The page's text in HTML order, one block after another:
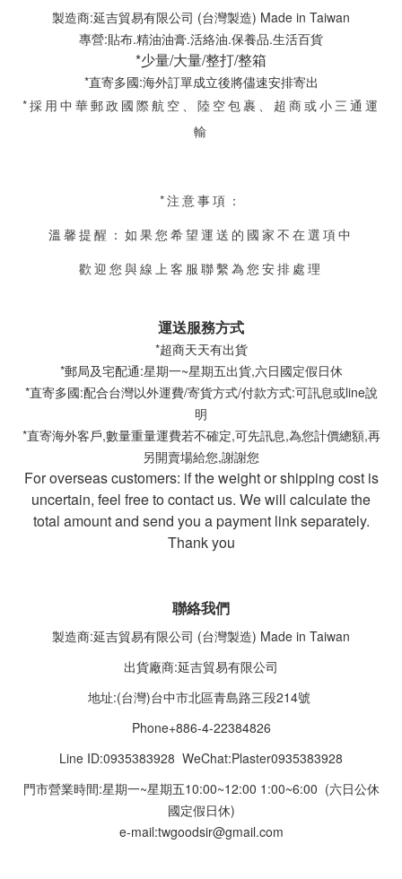
製造商:延吉貿易有限公司 (台灣製造) Made in Taiwan
專營:貼布.精油油膏.活絡油.保養品.生活百貨
*少量/大量/整打/整箱
*直寄多國:海外訂單成立後將儘速安排寄出
*採用中華郵政國際航空、陸空包裹
、超商或小三通運
輸
*注意事項：
溫馨提醒：如果您希望運送的國家不在選項中
歡迎您與線上客服聯繫為您安排處理
運送服務方式
*超商天天有出貨
*郵局及宅配通:星期一~星期五出貨,六日國定假日休
*直寄多國:配合台灣以外運費/寄貨方式/付款方式:可訊息或line說
明
*直寄海外客戶,數量重量運費若不確定,可先訊息,為您計價總額,再
另開賣場給您,謝謝您
For overseas customers: if the weight or shipping cost is
uncertain, feel free to contact us. We will calculate the
total amount and send you a payment link separately.
Thank you
聯絡我們
製造商:延吉貿易有限公司 (台灣製造) Made in Taiwan
出貨廠商:延吉貿易有限公司
地址:(台灣)台中市北區青島路三段214號
Phone+886-4-22384826
Line ID:0935383928 WeChat:Plaster0935383928
門市營業時間:星期一~星期五10:00~12:00 1:00~6:00 (六日公休
國定假日休)
e-mail:twgoodsir@gmail.com